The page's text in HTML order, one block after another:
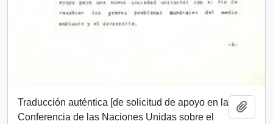
Traducción auténtica [de solicitud de apoyo en la
Conferencia de las Naciones Unidas sobre el